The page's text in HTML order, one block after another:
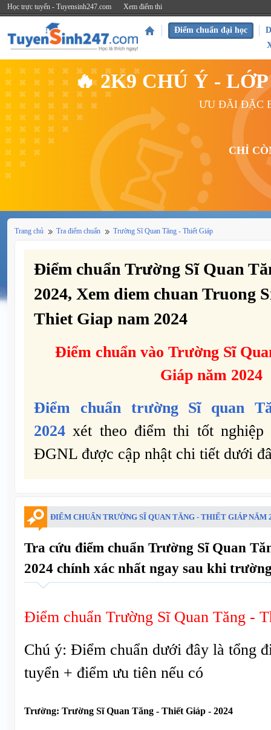
Học trực tuyến - Tuyensinh247.com Xem điểm thi
Điểm chuẩn đại học
🔥 2K9 CHÚ Ý -
ƯU ĐÃI ĐẶC
CHỈ
Trang chủ Tra điểm chuẩn Trường Sĩ Quan Tăng - Thiết Giáp
Điểm chuẩn Trường Sĩ Quan
2024, Xem diem chuan Truong
Thiet Giap nam 2024
Điểm chuẩn vào Trường Sĩ
Giáp năm 2024
Điểm chuẩn trường Sĩ quan
2024 xét theo điểm thi tốt nghiệp
ĐGNL được cập nhật chi tiết dưới
ĐIỂM CHUẨN TRƯỜNG SĨ QUAN TĂNG - THIẾT GIÁP NĂM
Tra cứu điểm chuẩn Trường Sĩ Quan
2024 chính xác nhất ngay sau khi
Điểm chuẩn Trường Sĩ Quan Tăng -
Chú ý: Điểm chuẩn dưới đây là tổng
tuyển + điểm ưu tiên nếu có
Trường: Trường Sĩ Quan Tăng - Thiết Giáp - 2024